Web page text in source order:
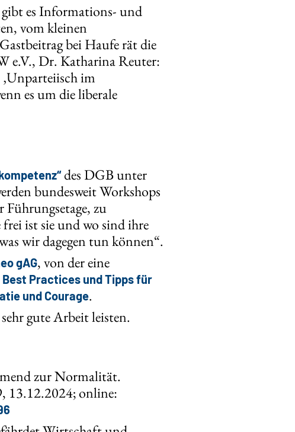
es Informations- und
vom kleinen
bei Haufe rät die
e.V., Dr. Katharina Reuter:
im
es um die liberale
des DGB unter
bundesweit Workshops
zu
ist sie und wo sind ihre
wir dagegen tun können“.
gAG, von der eine
Practices und Tipps für
und Courage.
gute Arbeit leisten.
zur Normalität.
13.12.2024; online: